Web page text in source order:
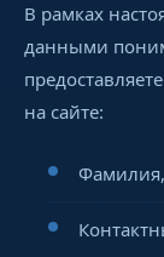
В рамках
данными
на сайте: